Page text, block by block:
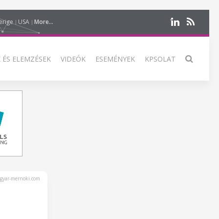
USA More...
ELEMZÉSEK VIDEÓK ESEMÉNYEK KPSOLAT
mernoki.com